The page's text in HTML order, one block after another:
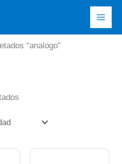
“analogo”
popularidad